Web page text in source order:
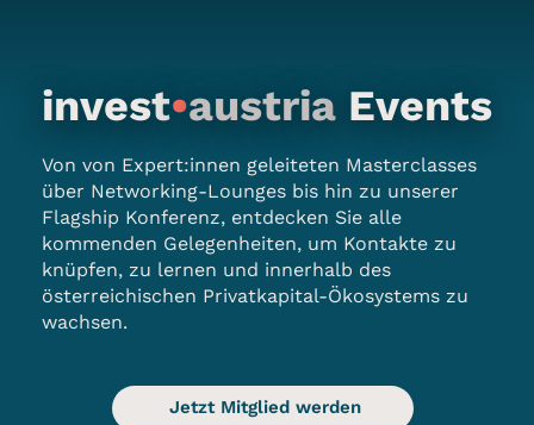
invest•austriaEvents
Von von Expert:innen geleiteten Masterclasses
über Networking-Lounges bis hin zu unserer
Flagship Konferenz, entdecken Sie alle
kommenden Gelegenheiten, um Kontakte zu
knüpfen, zu lernen und innerhalb des
österreichischen Privatkapital-Ökosystems zu
wachsen.
Jetzt Mitglied werden